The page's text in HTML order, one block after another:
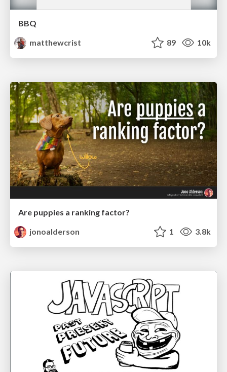
BBQ
matthewcrist
89 10k
Are puppies a ranking factor?
jonoalderson
1 3.8k